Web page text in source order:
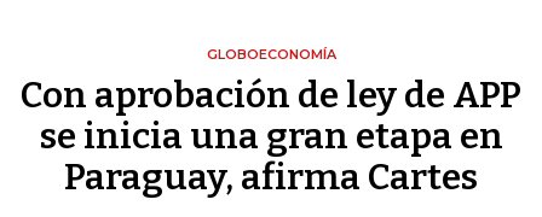
GLOBOECONOMÍA
Con aprobación de ley de APP
se inicia una gran etapa en
Paraguay, afirma Cartes